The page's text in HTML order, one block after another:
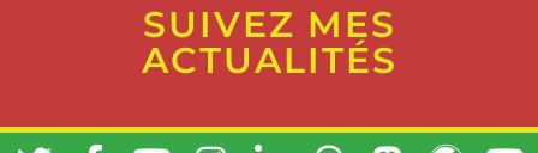
SUIVEZ MES
ACTUALITÉS